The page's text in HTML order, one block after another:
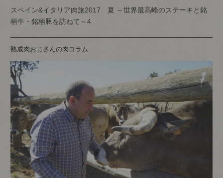
スペイン&イタリア肉旅2017 夏 ～世界最高峰のステーキと銘
柄牛・銘柄豚を訪ねて～4
熟成肉おじさんの肉コラム